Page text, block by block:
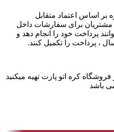
بر اساس اعتماد متقابل
برای سفارشات داخل
پرداخت خود را انجام دهد و
، پرداخت را تکمیل کنند.
کره اتو پارت تهیه میکنید
باشد